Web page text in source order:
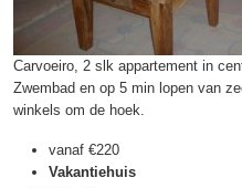
Carvoeiro, 2 slk appartement in
Zwembad en op 5 min lopen van
winkels om de hoek.
vanaf €220
Vakantiehuis